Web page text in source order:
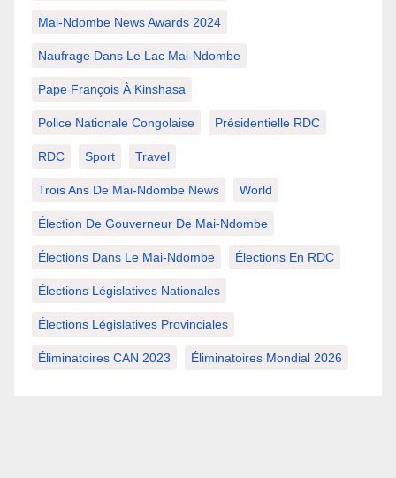
Mai-Ndombe News Awards 2024
Naufrage Dans Le Lac Mai-Ndombe
Pape François À Kinshasa
Police Nationale Congolaise Présidentielle RDC
RDC Sport Travel
Trois Ans De Mai-Ndombe News World
Élection De Gouverneur De Mai-Ndombe
Élections Dans Le Mai-Ndombe Élections En RDC
Élections Législatives Nationales
Élections Législatives Provinciales
Éliminatoires CAN 2023 Éliminatoires Mondial 2026